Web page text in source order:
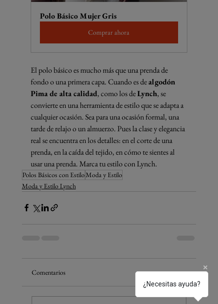
Polo Básico Mujer Gris
Comprar ahora
El polo básico es mucho más que una prenda de
fondo o una primera capa. Cuando es de algodón
Pima de alta calidad, como los de Lynch, se
convierte en una herramienta de estilo que se adapta a
cualquier ocasión. Sea para una ocasión formal, una
tarde de relajo o un almuerzo. Pues la clase y elegancia
real se encuentra en los detalles: en el corte de una
prenda, en la caída del tejido, en cómo te sientes al
usar una prenda. Marca tu estilo con Lynch.
Polos Básicos con EstiloModa y Estilo
Moda y Estilo Lynch
Comentarios
¿Necesitas ayuda?